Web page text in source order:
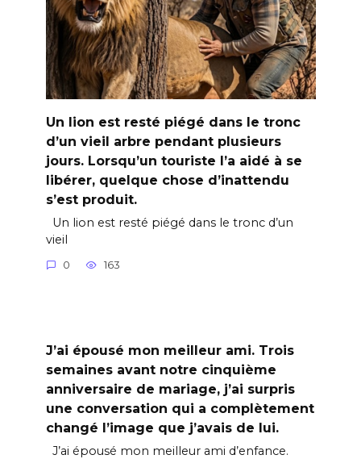
Un lion est resté piégé dans le tronc
d’un vieil arbre pendant plusieurs
jours. Lorsqu’un touriste l’a aidé à se
libérer, quelque chose d’inattendu
s’est produit.
Un lion est resté piégé dans le tronc d’un
vieil
0 163
J’ai épousé mon meilleur ami. Trois
semaines avant notre cinquième
anniversaire de mariage, j’ai surpris
une conversation qui a complètement
changé l’image que j’avais de lui.
J’ai épousé mon meilleur ami d’enfance.